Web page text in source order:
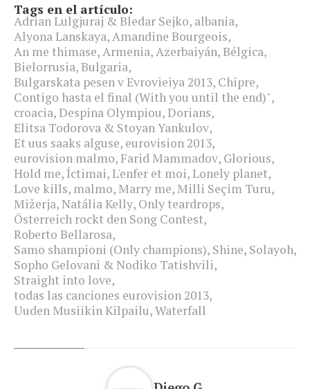
Tags en el artículo:
Adrian Lulgjuraj & Bledar Sejko, albania,
Alyona Lanskaya, Amandine Bourgeois,
An me thimase, Armenia, Azerbaiyán,Bélgica,
Bielorrusia,Bulgaria,
Bulgarskata pesen v Evrovieiya 2013, Chipre,
Contigo hasta el final (With you until the end)",
croacia,Despina Olympiou,Dorians,
Elitsa Todorova & Stoyan Yankulov,
Et uus saaks alguse, eurovision 2013,
eurovision malmo, Farid Mammadov, Glorious,
Hold me,Íctimai,L'enfer et moi,Lonely planet,
Love kills, malmo, Marry me, Milli Seçim Turu,
Mižerja, Natália Kelly, Only teardrops,
Österreich rockt den Song Contest,
Roberto Bellarosa,
Samo shampioni (Only champions), Shine, Solayoh,
Sopho Gelovani & Nodiko Tatishvili,
Straight into love,
todas las canciones eurovision 2013,
Uuden Musiikin Kilpailu,Waterfall